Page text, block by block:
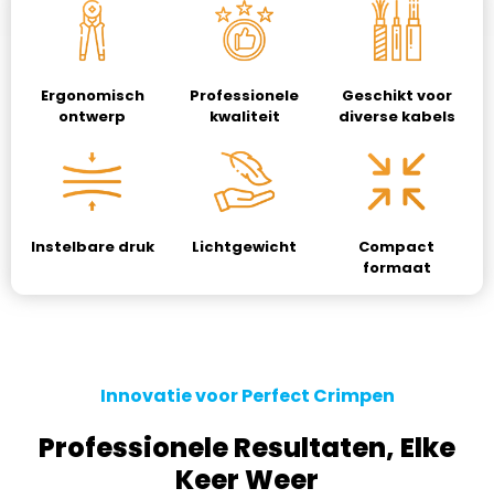
Ergonomisch
ontwerp
Professionele
kwaliteit
Geschikt voor
diverse kabels
Instelbare druk Lichtgewicht
Compact
formaat
Innovatie voor Perfect Crimpen
Professionele Resultaten, Elke
Keer Weer